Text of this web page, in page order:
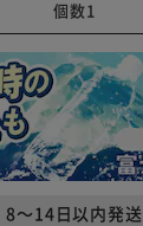
8～14日以内発送